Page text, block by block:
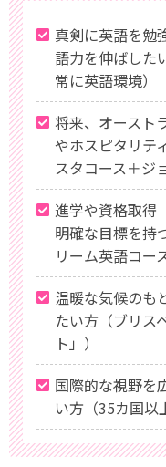
真剣に英語を勉
語力を伸ばした
常に英語環境）
将来、オースト
やホスピタリテ
スタコース＋ジ
進学や資格取得
明確な目標を持
リーム英語コース
温暖な気候のも
たい方（ブリス
ト」）
国際的な視野を
い方（35カ国以